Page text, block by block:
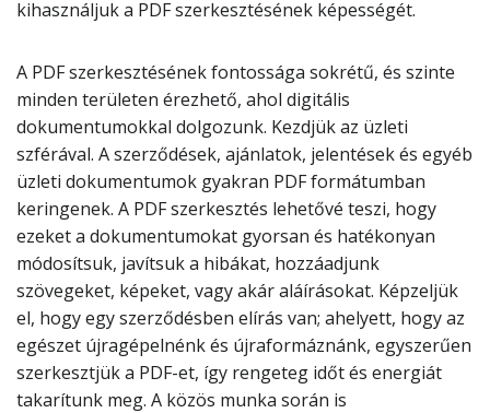
kihasználjuk a PDF szerkesztésének képességét.
A PDF szerkesztésének fontossága sokrétű, és szinte
minden területen érezhető, ahol digitális
dokumentumokkal dolgozunk. Kezdjük az üzleti
szférával. A szerződések, ajánlatok, jelentések és egyéb
üzleti dokumentumok gyakran PDF formátumban
keringenek. A PDF szerkesztés lehetővé teszi, hogy
ezeket a dokumentumokat gyorsan és hatékonyan
módosítsuk, javítsuk a hibákat, hozzáadjunk
szövegeket, képeket, vagy akár aláírásokat. Képzeljük
el, hogy egy szerződésben elírás van; ahelyett, hogy az
egészet újragépelnénk és újraformáznánk, egyszerűen
szerkesztjük a PDF-et, így rengeteg időt és energiát
takarítunk meg. A közös munka során is